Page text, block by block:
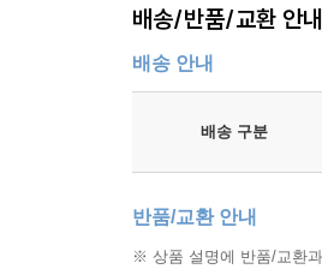
배송/반품/교환 안내
배송 안내
배송 구분
반품/교환 안내
※ 상품 설명에 반품/교환